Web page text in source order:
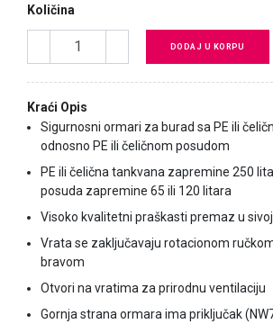
Količina
DODAJ U KORPU
Kraći Opis
Sigurnosni ormari za burad sa PE ili
odnosno PE ili čeličnom posudom
PE ili čelična tankvana zapremine 250
posuda zapremine 65 ili 120 litara
Visoko kvalitetni praškasti premaz u
Vrata se zaključavaju rotacionom
bravom
Otvori na vratima za prirodnu ventilaciju
Gornja strana ormara ima priključak